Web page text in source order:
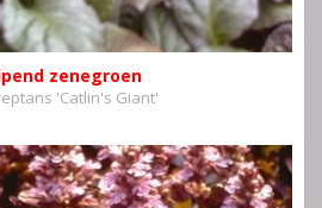
zenegroen
'Catlin's Giant'